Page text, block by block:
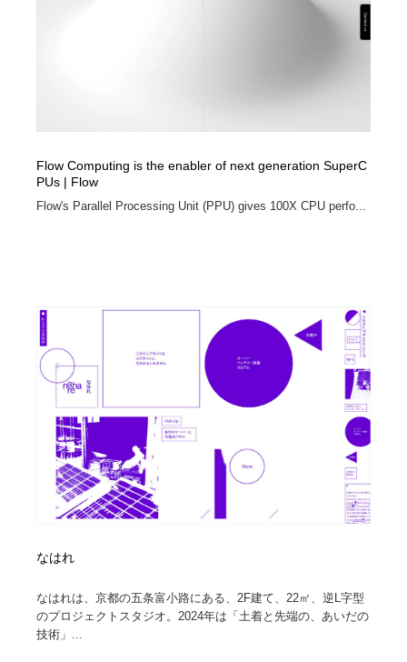
Flow Computing is the enabler of next generation SuperC
PUs | Flow
Flow's Parallel Processing Unit (PPU) gives 100X CPU perfo...
なはれ
なはれは、京都の五条富小路にある、2F建て、22㎡、逆L字型
のプロジェクトスタジオ。2024年は「土着と先端の、あいだの
技術」...